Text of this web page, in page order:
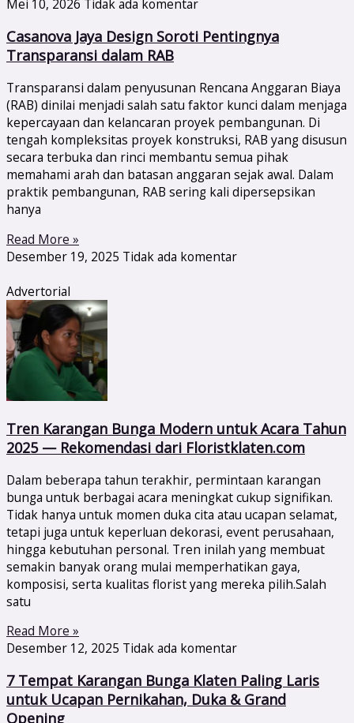
Mei 10, 2026 Tidak ada komentar
Casanova Jaya Design Soroti Pentingnya
Transparansi dalam RAB
Transparansi dalam penyusunan Rencana Anggaran Biaya
(RAB) dinilai menjadi salah satu faktor kunci dalam menjaga
kepercayaan dan kelancaran proyek pembangunan. Di
tengah kompleksitas proyek konstruksi, RAB yang disusun
secara terbuka dan rinci membantu semua pihak
memahami arah dan batasan anggaran sejak awal. Dalam
praktik pembangunan, RAB sering kali dipersepsikan
hanya
Read More »
Desember 19, 2025 Tidak ada komentar
Advertorial
Tren Karangan Bunga Modern untuk Acara Tahun
2025 — Rekomendasi dari Floristklaten.com
Dalam beberapa tahun terakhir, permintaan karangan
bunga untuk berbagai acara meningkat cukup signifikan.
Tidak hanya untuk momen duka cita atau ucapan selamat,
tetapi juga untuk keperluan dekorasi, event perusahaan,
hingga kebutuhan personal. Tren inilah yang membuat
semakin banyak orang mulai memperhatikan gaya,
komposisi, serta kualitas florist yang mereka pilih.Salah
satu
Read More »
Desember 12, 2025 Tidak ada komentar
7 Tempat Karangan Bunga Klaten Paling Laris
untuk Ucapan Pernikahan, Duka & Grand
Opening